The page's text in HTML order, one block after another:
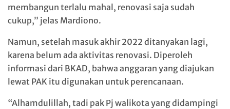
membangun terlalu mahal, renovasi saja sudah
cukup,” jelas Mardiono.
Namun, setelah masuk akhir 2022 ditanyakan lagi,
karena belum ada aktivitas renovasi. Diperoleh
informasi dari BKAD, bahwa anggaran yang diajukan
lewat PAK itu digunakan untuk perencanaan.
“Alhamdulillah, tadi pak Pj walikota yang didampingi